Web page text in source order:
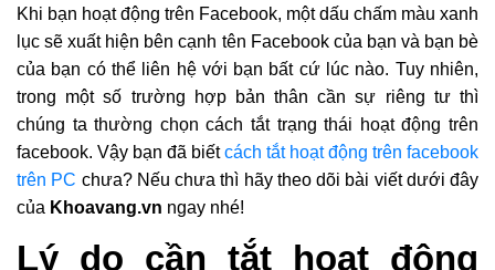
Khi bạn hoạt động trên Facebook, một dấu chấm màu xanh
lục sẽ xuất hiện bên cạnh tên Facebook của bạn và bạn bè
của bạn có thể liên hệ với bạn bất cứ lúc nào. Tuy nhiên,
trong một số trường hợp bản thân cần sự riêng tư thì
chúng ta thường chọn cách tắt trạng thái hoạt động trên
facebook. Vậy bạn đã biếtcách tắt hoạt động trên facebook
trên PC chưa? Nếu chưa thì hãy theo dõi bài viết dưới đây
của Khoavang.vn ngay nhé!
Lý do cần tắt hoạt động